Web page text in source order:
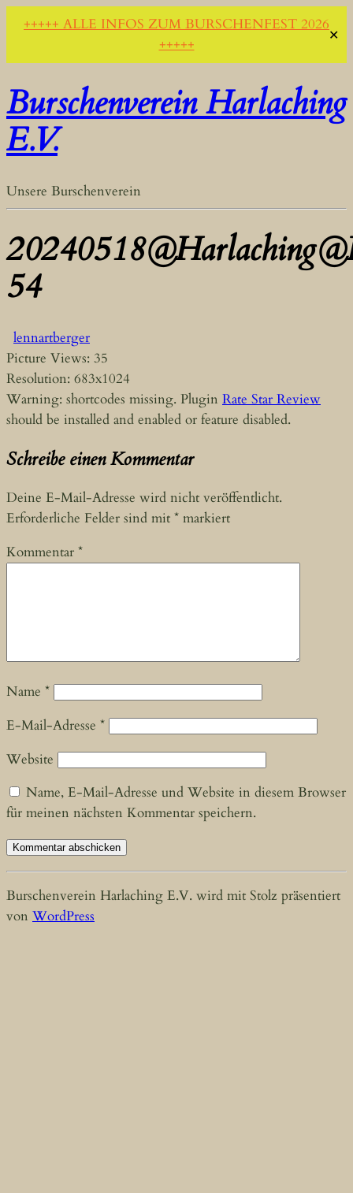
+++++ ALLE INFOS ZUM BURSCHENFEST 2026
+++++
✕
Burschenverein Harlaching
E.V.
Unsere Burschenverein
54
lennartberger
Picture Views: 35
Resolution: 683x1024
Warning: shortcodes missing. Plugin Rate Star Review
should be installed and enabled or feature disabled.
Schreibe einen Kommentar
Deine E-Mail-Adresse wird nicht veröffentlicht.
Erforderliche Felder sind mit * markiert
Kommentar *
Name *
E-Mail-Adresse *
Website
Name, E-Mail-Adresse und Website in diesem Browser
für meinen nächsten Kommentar speichern.
Burschenverein Harlaching E.V. wird mit Stolz präsentiert
von WordPress